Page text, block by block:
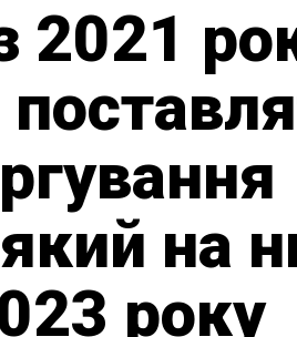
2021
на
року